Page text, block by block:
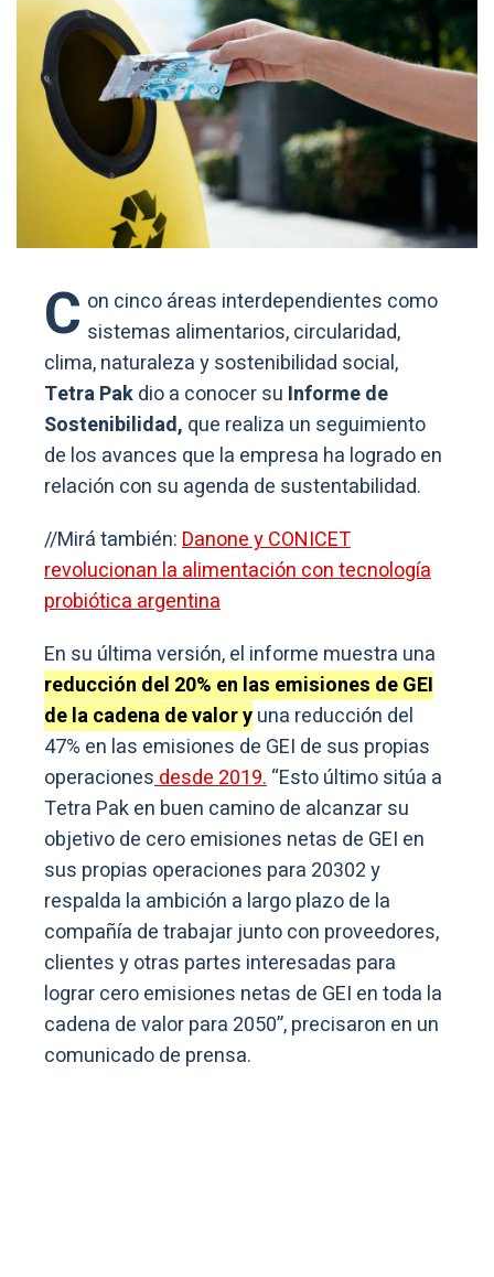
C on cinco áreas interdependientes como
sistemas alimentarios, circularidad,
clima, naturaleza y sostenibilidad social,
Tetra Pakdio a conocer su Informe de
Sostenibilidad, que realiza un seguimiento
de los avances que la empresa ha logrado en
relación con su agenda de sustentabilidad.
//Mirá también:Danone y CONICET
revolucionan la alimentación con tecnología
probiótica argentina
En su última versión, el informe muestra una
reducción del 20% en las emisiones de GEI
de la cadena de valor yuna reducción del
47% en las emisiones de GEI de sus propias
operacionesdesde 2019.“Esto último sitúa a
Tetra Pak en buen camino de alcanzar su
objetivo de cero emisiones netas de GEI en
sus propias operaciones para 20302 y
respalda la ambición a largo plazo de la
compañía de trabajar junto con proveedores,
clientes y otras partes interesadas para
lograr cero emisiones netas de GEI en toda la
cadena de valor para 2050”, precisaron en un
comunicado de prensa.